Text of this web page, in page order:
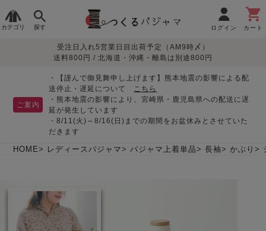
カテゴリ 探す ログイン カート
レディースパジャマ
生地で
さがす
目的別で
さがす
敏感肌用
パジャマ
入院・介護
胸が目立たない
マタニティ
パジャマ
そろえたい
デザインで
さがす
パジャマ
かぶり
夏パジャマ特集 つくるパジャマとは
お支払い・送料・配送
について
受注日入れ5営業日目出荷予定（AM9時〆）
送料800円 / 北海道・沖縄・離島は別途800円
ご案内
・【謹んで御見舞申し上げます】熊本地震の影響による配
送停止・遅延について こちら
・熊本地震の影響により、宮崎県・鹿児島県への配送に遅
延が発生しています
・8/11(火)～8/16(日)までの期間をお盆休みとさせていた
だきます
HOME レディースパジャマ パジャマ上着単品 長袖 かぶり